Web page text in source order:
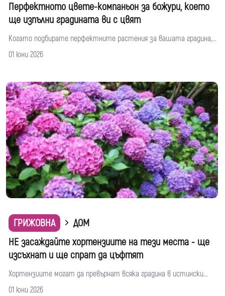
Перфектното цвете-компаньон за божури, което
ще изпълни градината ви с цвят
Когато подбирате перфектните растения за вашата градина,...
01 юни 2026
ГРИЖОВНА
ДОМ
НЕ засаждайте хортензиите на тези места - ще
изсъхнат и ще спрат да цъфтят
Хортензиите могат да превърнат всяка градина в истински...
01 юни 2026